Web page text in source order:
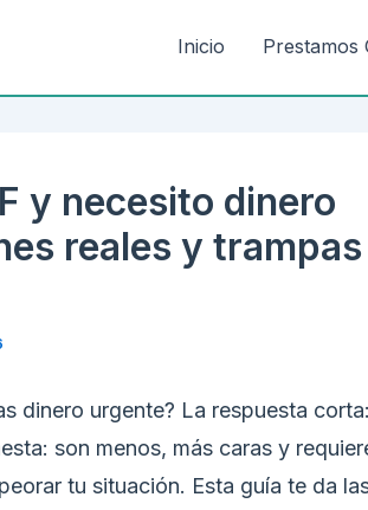
Inicio Prestamos
y necesito dinero
reales y
dinero urgente? La respuesta
son menos, más caras y
tu situación. Esta guía te da